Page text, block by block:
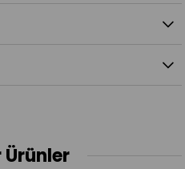
Ürünler